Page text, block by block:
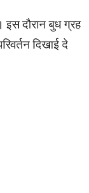
दौरान बुध ग्रह
दिखाई दे